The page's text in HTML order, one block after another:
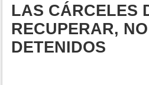
LAS CÁRCELES
RECUPERAR,
DETENIDOS